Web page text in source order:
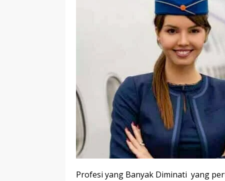
Profesi yang Banyak Diminati yang